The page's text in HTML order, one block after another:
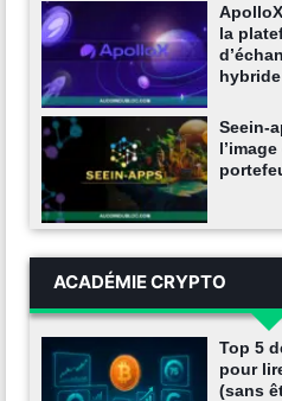
la
hybride
Seein-
ACADÉMIE CRYPTO
Top 5
pour
(sans